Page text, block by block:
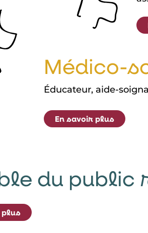
Médico-
Éducateur, aide-
En savoir plus
du public
plus